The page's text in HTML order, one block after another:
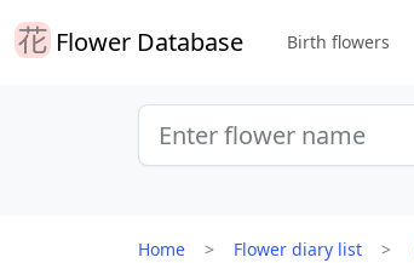
Flower Database Birth flowers
Home Flower diary list